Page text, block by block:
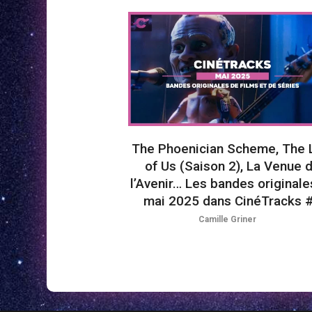
The Phoenician Scheme, The
of Us (Saison 2), La Venue
l’Avenir… Les bandes
mai 2025 dans CinéTracks
Camille Griner